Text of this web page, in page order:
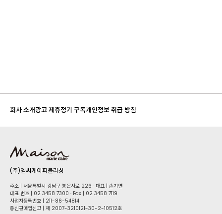
회사 소개광고 제휴정기 구독개인정보 취급 방침
(주)엠씨케이퍼블리싱
주소 | 서울특별시 강남구 봉은사로 226 · 대표 | 손기연
대표 번호 | 02 34​58 7300 · Fax | 02 34​58 7119
사업자등록번호 | 211-86-5​4814
통신판매업신고 | 제 2007-3210121-30-2-10512호